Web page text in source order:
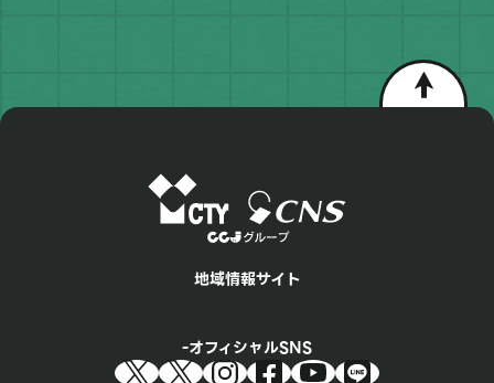
地域情報サイト
オフィシャルSNS